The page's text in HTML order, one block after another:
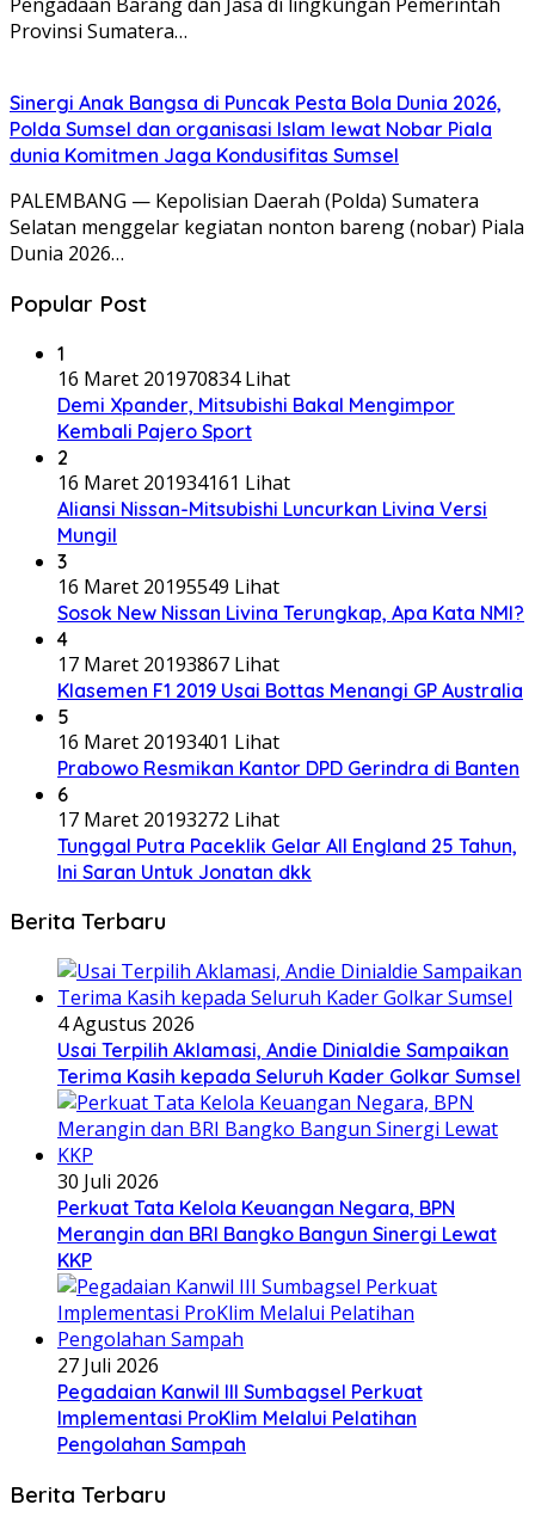
Provinsi Sumatera…
Sinergi Anak Bangsa di Puncak Pesta Bola Dunia 2026,
Polda Sumsel dan organisasi Islam lewat Nobar Piala
dunia Komitmen Jaga Kondusifitas Sumsel
PALEMBANG — Kepolisian Daerah (Polda) Sumatera
Selatan menggelar kegiatan nonton bareng (nobar) Piala
Dunia 2026…
Popular Post
1
16 Maret 201970834 Lihat
Demi Xpander, Mitsubishi Bakal Mengimpor
Kembali Pajero Sport
2
16 Maret 201934161 Lihat
Aliansi Nissan-Mitsubishi Luncurkan Livina Versi
Mungil
3
16 Maret 20195549 Lihat
Sosok New Nissan Livina Terungkap, Apa Kata NMI?
4
17 Maret 20193867 Lihat
Klasemen F1 2019 Usai Bottas Menangi GP Australia
5
16 Maret 20193401 Lihat
Prabowo Resmikan Kantor DPD Gerindra di Banten
6
17 Maret 20193272 Lihat
Tunggal Putra Paceklik Gelar All England 25 Tahun,
Ini Saran Untuk Jonatan dkk
Berita Terbaru
4 Agustus 2026
Usai Terpilih Aklamasi, Andie Dinialdie Sampaikan
Terima Kasih kepada Seluruh Kader Golkar Sumsel
30 Juli 2026
Perkuat Tata Kelola Keuangan Negara, BPN
Merangin dan BRI Bangko Bangun Sinergi Lewat
KKP
27 Juli 2026
Pegadaian Kanwil III Sumbagsel Perkuat
Implementasi ProKlim Melalui Pelatihan
Pengolahan Sampah
Berita Terbaru